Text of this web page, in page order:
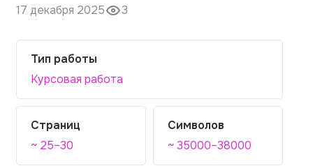
Вопросы и ответы
17 декабря 2025 3
Тип работы
Курсовая работа
Страниц
~ 25–30
Символов
~ 35000–38000